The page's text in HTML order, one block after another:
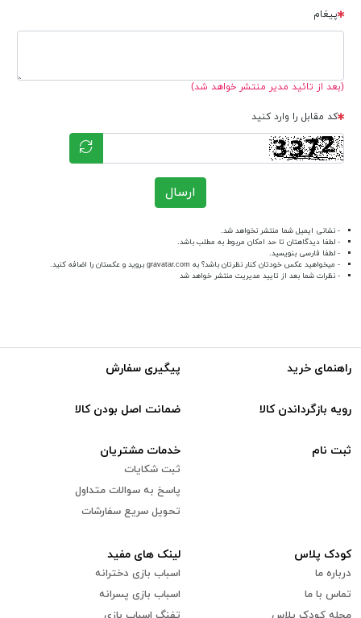
پیغام
(بعد از تائید مدیر منتشر خواهد شد)
کد مقابل را وارد کنید
ارسال
- نشانی ایمیل شما منتشر نخواهد شد.
- لطفا دیدگاهتان تا حد امکان مربوط به مطلب باشد.
- لطفا فارسی بنویسید.
- میخواهید عکس خودتان کنار نظرتان باشد؟ به gravatar.com بروید و عکستان را اضافه کنید.
- نظرات شما بعد از تایید مدیریت منتشر خواهد شد
راهنمای خرید پیگیری سفارش
رویه بازگرداندن کالا ضمانت اصل بودن کالا
ثبت نام خدمات مشتریان
ثبت شکایات
پاسخ به سوالات متداول
تحویل سریع سفارشات
کودک پلاس
درباره ما
تماس با ما
لینک های مفید
اسباب بازی دخترانه
اسباب بازی پسرانه